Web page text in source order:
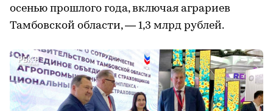
осенью прошлого года, включая аграриев
Тамбовской области, ― 1,3 млрд рублей.